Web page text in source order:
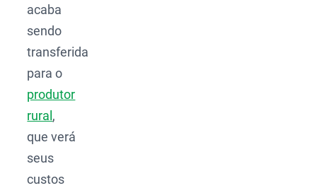
acaba
sendo
transferida
para o
produtor
rural ,
que verá
seus
custos